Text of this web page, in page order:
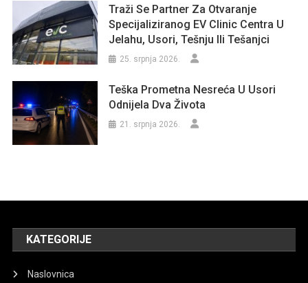
Traži Se Partner Za Otvaranje
Specijaliziranog EV Clinic Centra U
Jelahu, Usori, Tešnju Ili Tešanjci
25. srpnja 2026.
Teška Prometna Nesreća U Usori
Odnijela Dva Života
21. srpnja 2026.
KATEGORIJE
Naslovnica